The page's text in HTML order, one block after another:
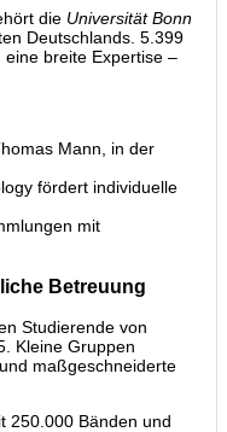
die Universität Bonn
Deutschlands. 5.399
breite Expertise –
Mann, in der
fördert individuelle
mit
Betreuung
Studierende von
Kleine Gruppen
maßgeschneiderte
250.000 Bänden und